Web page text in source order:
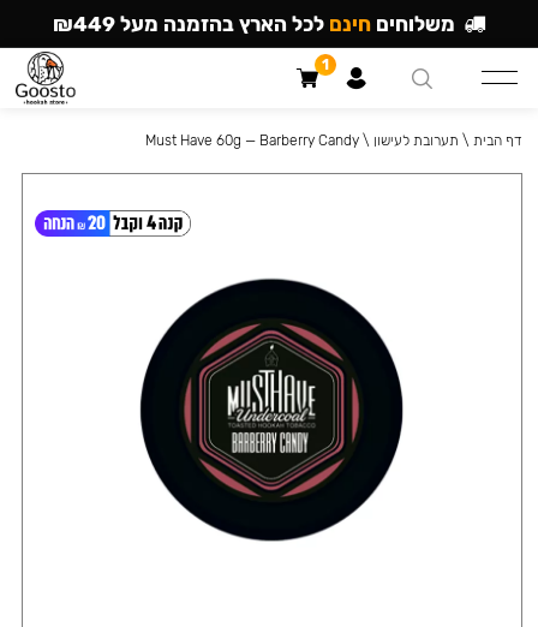
דף הבית \ תערובת לעישון \
Must Have 60g — Barberry Candy
משלוחים חינם לכל הארץ בהזמנה מעל ₪449
1